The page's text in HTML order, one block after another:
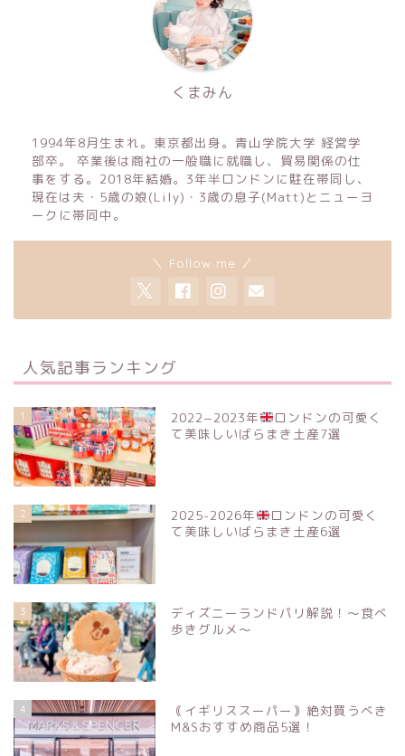
くまみん
1994年8月生まれ。東京都出身。青山学院大学 経営学
部卒。 卒業後は商社の一般職に就職し、貿易関係の仕
事をする。2018年結婚。3年半ロンドンに駐在帯同し、
現在は夫・5歳の娘(Lily)・3歳の息子(Matt)とニューヨ
ークに帯同中。
＼ Follow me ／
人気記事ランキング
1 2022−2023年
ロンドンの可愛く
て美味しいばらまき土産7選
2 2025-2026年
ロンドンの可愛く
て美味しいばらまき土産6選
3
ディズニーランドパリ解説！〜食べ
歩きグルメ〜
4
｟イギリススーパー｠絶対買うべき
M&Sおすすめ商品5選！